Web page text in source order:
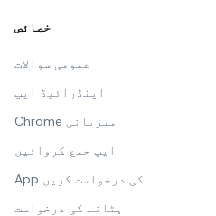
خصائص
عمومی سوالات
اینڈرائیڈ ایپ
Chrome میزبانی
ایپ جمع کروائیں
App کی درخواست کریں
ہٹانے کی درخواست